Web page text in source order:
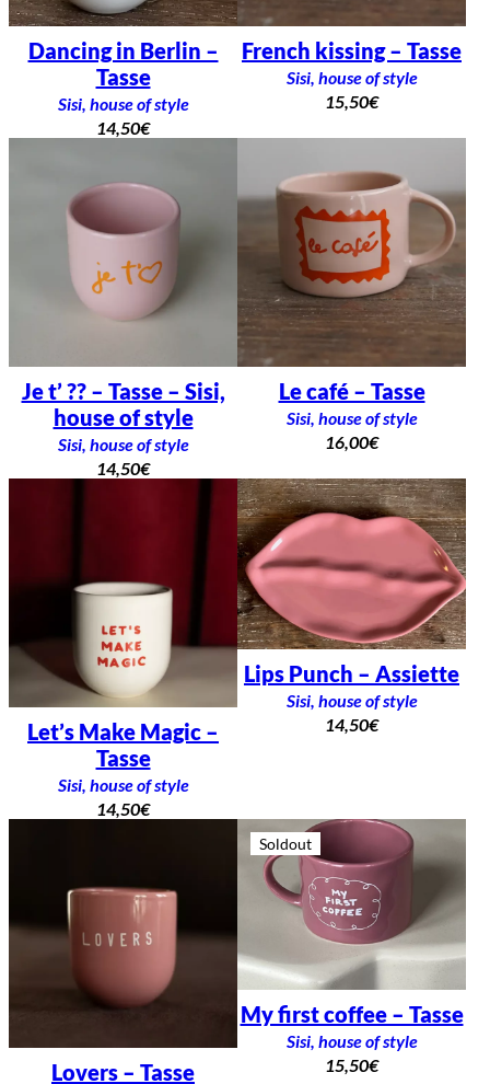
Dancing in Berlin –
Tasse
Sisi, house of style
14,50€
French kissing – Tasse
Sisi, house of style
15,50€
Je t’ ?? – Tasse – Sisi,
house of style
Sisi, house of style
14,50€
Le café – Tasse
Sisi, house of style
16,00€
Let’s Make Magic –
Tasse
Sisi, house of style
14,50€
Lips Punch – Assiette
Sisi, house of style
14,50€
Lovers – Tasse
Soldout
My first coffee – Tasse
Sisi, house of style
15,50€